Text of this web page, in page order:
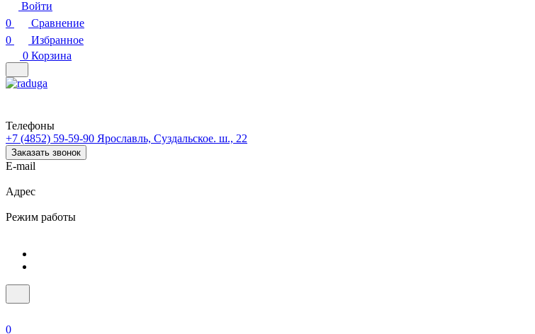
Войти
0
Сравнение
0
Избранное
0 Корзина
Телефоны
+7 (4852) 59-59-90 Ярославль, Суздальское. ш., 22
Заказать звонок
E-mail
Адрес
Режим работы
0